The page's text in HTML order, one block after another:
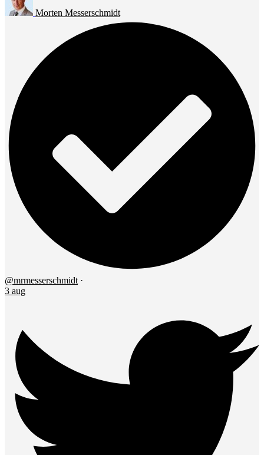
Morten Messerschmidt
@mrmesserschmidt ·
3 aug